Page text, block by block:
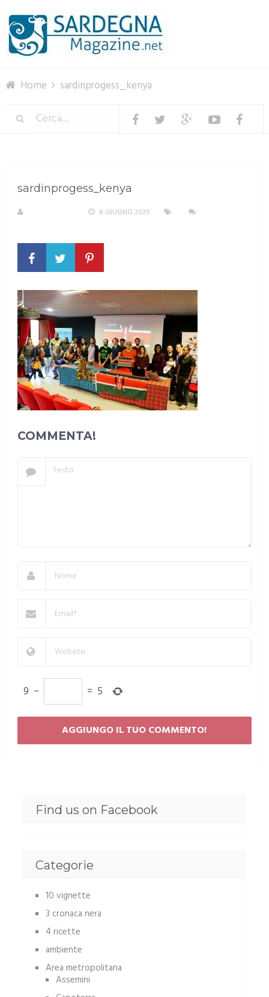
Home sardinprogess_kenya
sardinprogess_kenya
8 GIUGNO 2020
COMMENTA!
9 − = 5
Find us on Facebook
Categorie
10 vignette
3 cronaca nera
4 ricette
ambiente
Area metropolitana
Assemini